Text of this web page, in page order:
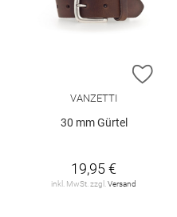
VANZETTI
30 mm Gürtel
19,95 €
inkl. MwSt. zzgl.Versand